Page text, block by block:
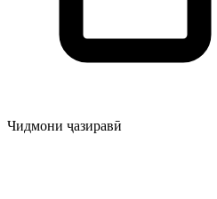
Чидмони ҷазиравӣ